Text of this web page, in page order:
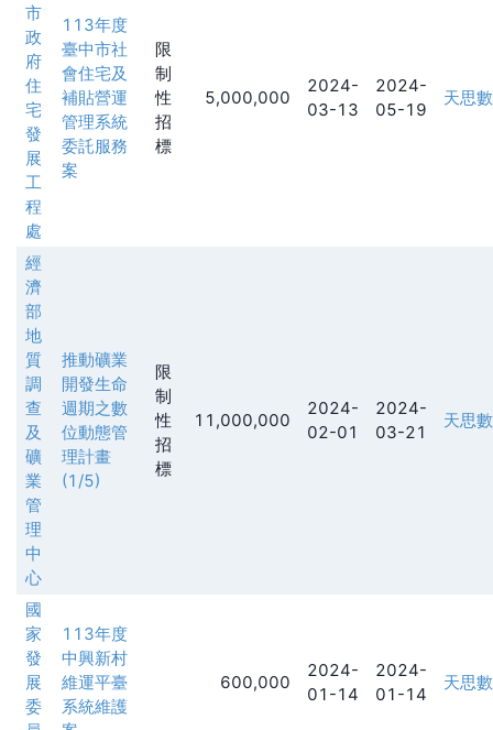
市
政
府
住
宅
發
展
工
程
處
113年度
臺中市社
會住宅及
補貼營運
管理系統
委託服務
案
限
制
性
招
標
5,000,000
2024-
03-13
2024-
05-19
天思
經
濟
部
地
質
調
查
及
礦
業
管
理
中
心
推動礦業
開發生命
週期之數
位動態管
理計畫
(1/5)
限
制
性
招
標
11,000,000
2024-
02-01
2024-
03-21
天思
國
家
發
展
委
113年度
中興新村
維運平臺
系統維護
600,000
2024-
01-14
2024-
01-14
天思